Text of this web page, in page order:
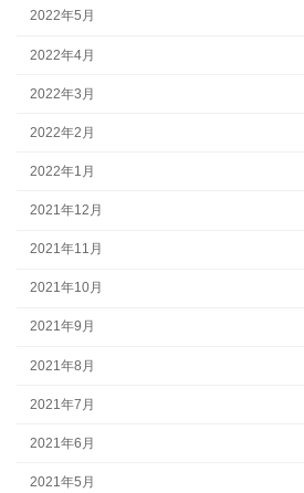
2022年5月
2022年4月
2022年3月
2022年2月
2022年1月
2021年12月
2021年11月
2021年10月
2021年9月
2021年8月
2021年7月
2021年6月
2021年5月